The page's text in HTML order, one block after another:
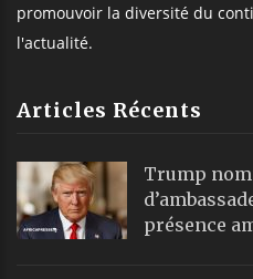
promouvoir la diversité du
l'actualité.
Articles Récents
Trump
présence